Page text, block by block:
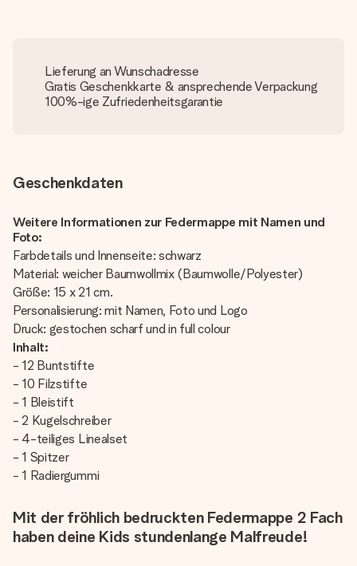
Lieferung an Wunschadresse
Gratis Geschenkkarte & ansprechende Verpackung
100%-ige Zufriedenheitsgarantie
Geschenkdaten
Weitere Informationen zur Federmappe mit Namen und
Foto:
Farbdetails und Innenseite: schwarz
Material: weicher Baumwollmix (Baumwolle/Polyester)
Größe: 15 x 21 cm.
Personalisierung: mit Namen, Foto und Logo
Druck: gestochen scharf und in full colour
Inhalt:
- 12 Buntstifte
- 10 Filzstifte
- 1 Bleistift
- 2 Kugelschreiber
- 4-teiliges Linealset
- 1 Spitzer
- 1 Radiergummi
Mit der fröhlich bedruckten Federmappe 2 Fach
haben deine Kids stundenlange Malfreude!